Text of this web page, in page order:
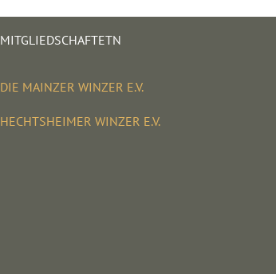
MITGLIEDSCHAFTETN
DIE MAINZER WINZER E.V.
HECHTSHEIMER WINZER E.V.